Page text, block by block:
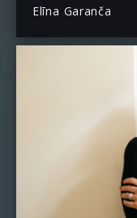
Elīna Garanča